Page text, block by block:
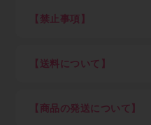
STEP2：ログイン
ログイン後は商品の卸価
STEP3：商品を選び、シ
い。Paidサービス提供元
経てログインが可能とな
ださい）
料、但し東北6県・北海
【禁止事項】
・ECサイト運営を妨害す
・転売目的による購入
【送料について】
7,700円以上ご購入：送
【商品の発送について】